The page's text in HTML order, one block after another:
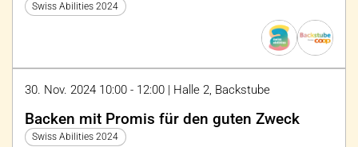
Swiss Abilities 2024
30. Nov. 2024 10:00 - 12:00 | Halle 2, Backstube
Backen mit Promis für den guten Zweck
Swiss Abilities 2024